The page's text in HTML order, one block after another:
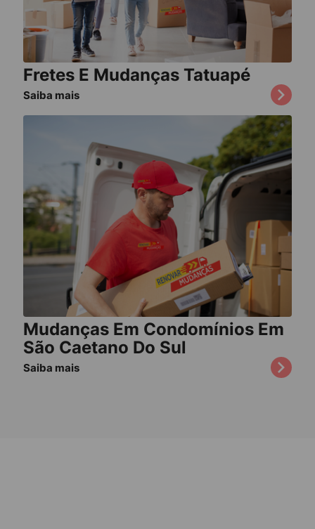
Fretes E Mudanças Tatuapé
Saiba mais
Mudanças Em Condomínios Em
São Caetano Do Sul
Saiba mais